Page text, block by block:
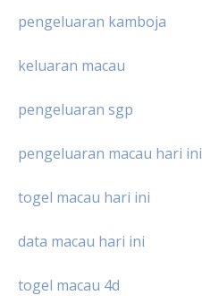
pengeluaran kamboja
keluaran macau
pengeluaran sgp
pengeluaran macau hari ini
togel macau hari ini
data macau hari ini
togel macau 4d